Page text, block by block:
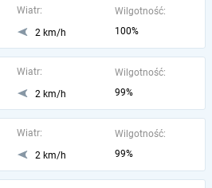
Wiatr:
2 km/h
Wilgotność:
100%
Wiatr:
2 km/h
Wilgotność:
99%
Wiatr:
2 km/h
Wilgotność:
99%